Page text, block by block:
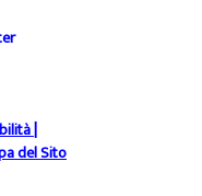
|
del Sito